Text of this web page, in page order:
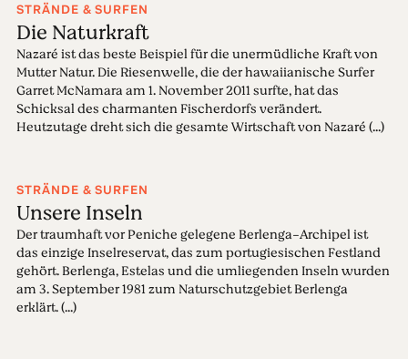
STRÄNDE & SURFEN
Die Naturkraft
Nazaré ist das beste Beispiel für die unermüdliche Kraft von
Mutter Natur. Die Riesenwelle, die der hawaiianische Surfer
Garret McNamara am 1. November 2011 surfte, hat das
Schicksal des charmanten Fischerdorfs verändert.
Heutzutage dreht sich die gesamte Wirtschaft von Nazaré (...)
STRÄNDE & SURFEN
Unsere Inseln
Der traumhaft vor Peniche gelegene Berlenga-Archipel ist
das einzige Inselreservat, das zum portugiesischen Festland
gehört. Berlenga, Estelas und die umliegenden Inseln wurden
am 3. September 1981 zum Naturschutzgebiet Berlenga
erklärt. (...)